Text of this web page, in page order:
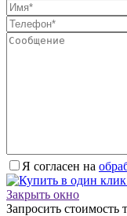
Я согласен на
Закрыть окно
Запросить стоимость